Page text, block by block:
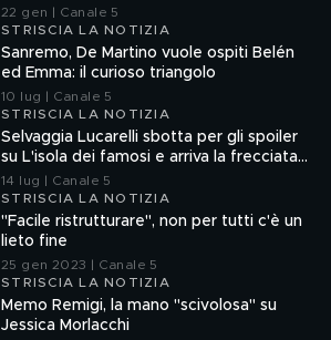
Francesco Mazza
22 gen | Canale 5
STRISCIA LA NOTIZIA
Sanremo, De Martino vuole ospiti Belén
ed Emma: il curioso triangolo
10 lug | Canale 5
STRISCIA LA NOTIZIA
Selvaggia Lucarelli sbotta per gli spoiler
su L'isola dei famosi e arriva la frecciata
di Fedez
14 lug | Canale 5
STRISCIA LA NOTIZIA
"Facile ristrutturare", non per tutti c'è un
lieto fine
25 gen 2023 | Canale 5
STRISCIA LA NOTIZIA
Memo Remigi, la mano "scivolosa" su
Jessica Morlacchi